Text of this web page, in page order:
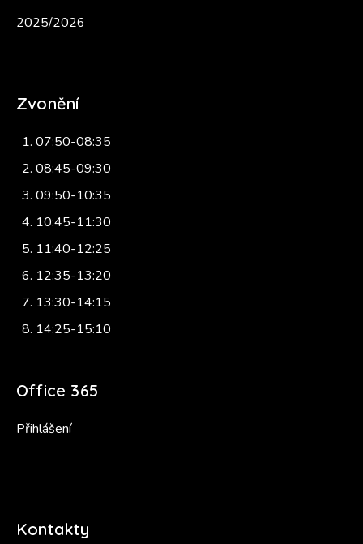
2025/2026
Zvonění
07:50-08:35
08:45-09:30
09:50-10:35
10:45-11:30
11:40-12:25
12:35-13:20
13:30-14:15
14:25-15:10
Office 365
Přihlášení
Kontakty